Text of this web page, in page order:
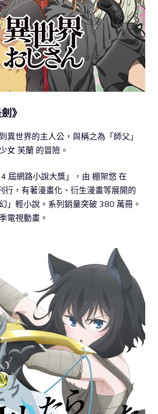
》
異世界的主人公，與稱之為「師父」
女 芙蘭 的冒險。
屆網路小說大獎」，由 棚架悠 在
行，有著漫畫化、衍生漫畫等展開的
」輕小說。系列銷量突破 380 萬冊。
電視動畫。